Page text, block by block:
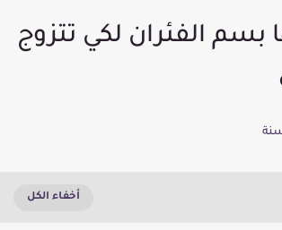
بسم الفئران لكي تتزوج